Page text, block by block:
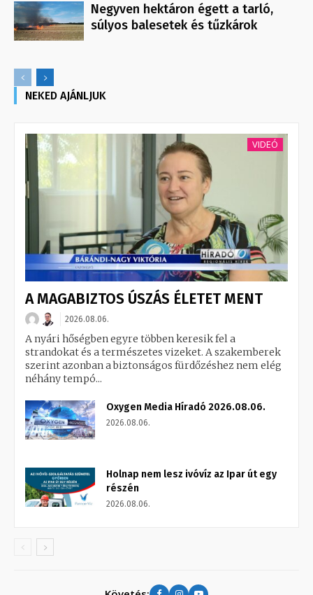
Negyven hektáron égett a tarló,
súlyos balesetek és tűzkárok
NEKED AJÁNLJUK
VIDEÓ
A MAGABIZTOS ÚSZÁS ÉLETET MENT
2026.08.06.
A nyári hőségben egyre többen keresik fel a
strandokat és a természetes vizeket. A szakemberek
szerint azonban a biztonságos fürdőzéshez nem elég
néhány tempó...
Oxygen Media Híradó 2026.08.06.
2026.08.06.
Holnap nem lesz ivóvíz az Ipar út egy
részén
2026.08.06.